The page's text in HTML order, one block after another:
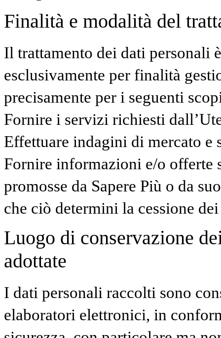
Finalità e modalità del
Il trattamento dei dati personali
esclusivamente per finalità
precisamente per i seguenti
Fornire i servizi richiesti
Effettuare indagini di mercato e
Fornire informazioni e/o
promosse da Sapere Più o da
che ciò determini la cessione
Luogo di conservazione
adottate
I dati personali raccolti sono
elaboratori elettronici, in